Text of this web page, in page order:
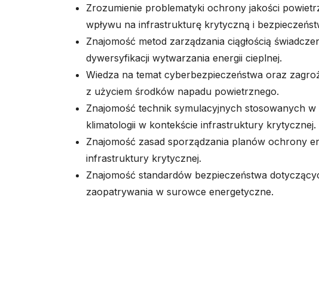
Zrozumienie problematyki ochrony jakości
wpływu na infrastrukturę krytyczną i
Znajomość metod zarządzania ciągłością
dywersyfikacji wytwarzania energii cieplnej.
Wiedza na temat cyberbezpieczeństwa oraz
z użyciem środków napadu powietrznego.
Znajomość technik symulacyjnych stosowanych w
klimatologii w kontekście infrastruktury krytycznej.
Znajomość zasad sporządzania planów ochrony
infrastruktury krytycznej.
Znajomość standardów bezpieczeństwa
zaopatrywania w surowce energetyczne.